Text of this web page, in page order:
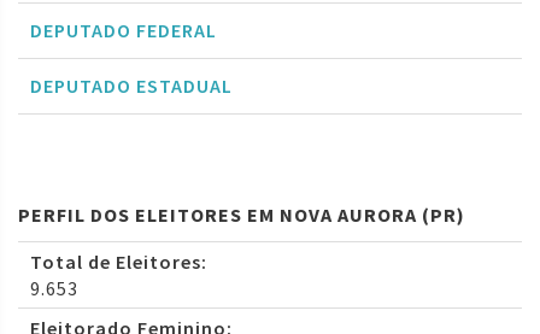
DEPUTADO FEDERAL
DEPUTADO ESTADUAL
PERFIL DOS ELEITORES EM NOVA AURORA (PR)
Total de Eleitores:
9.653
Eleitorado Feminino: